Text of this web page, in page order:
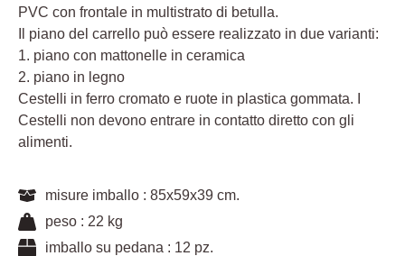
PVC con frontale in multistrato di betulla.
Il piano del carrello può essere realizzato in due varianti:
1. piano con mattonelle in ceramica
2. piano in legno
Cestelli in ferro cromato e ruote in plastica gommata. I
Cestelli non devono entrare in contatto diretto con gli
alimenti.
misure imballo : 85x59x39 cm.
peso : 22 kg
imballo su pedana : 12 pz.